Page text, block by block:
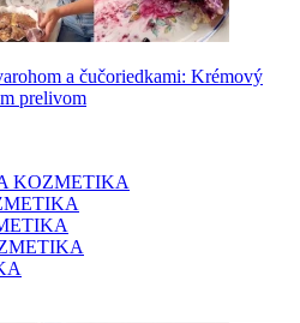
a čučoriedkami: Krémový
prelivom
KOZMETIKA